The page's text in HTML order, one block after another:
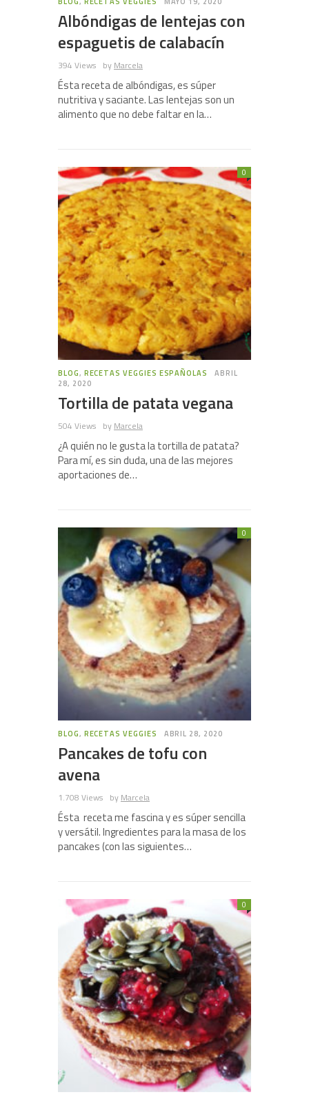
Albóndigas de lentejas con
espaguetis de calabacín
394 Views by Marcela
Ésta receta de albóndigas, es súper
nutritiva y saciante. Las lentejas son un
alimento que no debe faltar en la…
BLOG, RECETAS VEGGIES ESPAÑOLAS
ABRIL
28, 2020
Tortilla de patata vegana
504 Views
0
by Marcela
¿A quién no le gusta la tortilla de patata?
Para mí, es sin duda, una de las mejores
aportaciones de…
BLOG, RECETAS VEGGIES ABRIL 28, 2020
Pancakes de tofu con
avena
1.708 Views
0
by Marcela
Ésta receta me fascina y es súper sencilla
y versátil. Ingredientes para la masa de los
pancakes (con las siguientes…
0